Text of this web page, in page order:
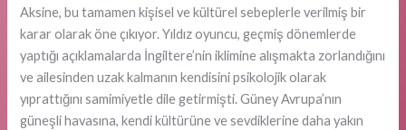
Aksine, bu tamamen kişisel ve kültürel sebeplerle verilmiş bir
karar olarak öne çıkıyor. Yıldız oyuncu, geçmiş dönemlerde
yaptığı açıklamalarda İngiltere’nin iklimine alışmakta zorlandığını
ve ailesinden uzak kalmanın kendisini psikolojik olarak
yıprattığını samimiyetle dile getirmişti. Güney Avrupa’nın
güneşli havasına, kendi kültürüne ve sevdiklerine daha yakın